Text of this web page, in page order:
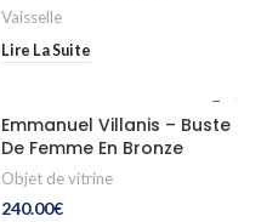
Vaisselle
Lire La Suite
Emmanuel Villanis – Buste
De Femme En Bronze
Objet de vitrine
240.00€